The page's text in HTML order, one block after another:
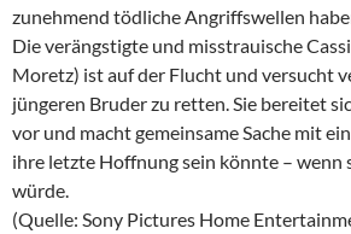
zunehmend tödliche Angriffswellen
Die verängstigte und misstrauische
Moretz) ist auf der Flucht und versucht
jüngeren Bruder zu retten. Sie bereitet
vor und macht gemeinsame Sache mit
ihre letzte Hoffnung sein könnte – wenn
würde.
(Quelle: Sony Pictures Home